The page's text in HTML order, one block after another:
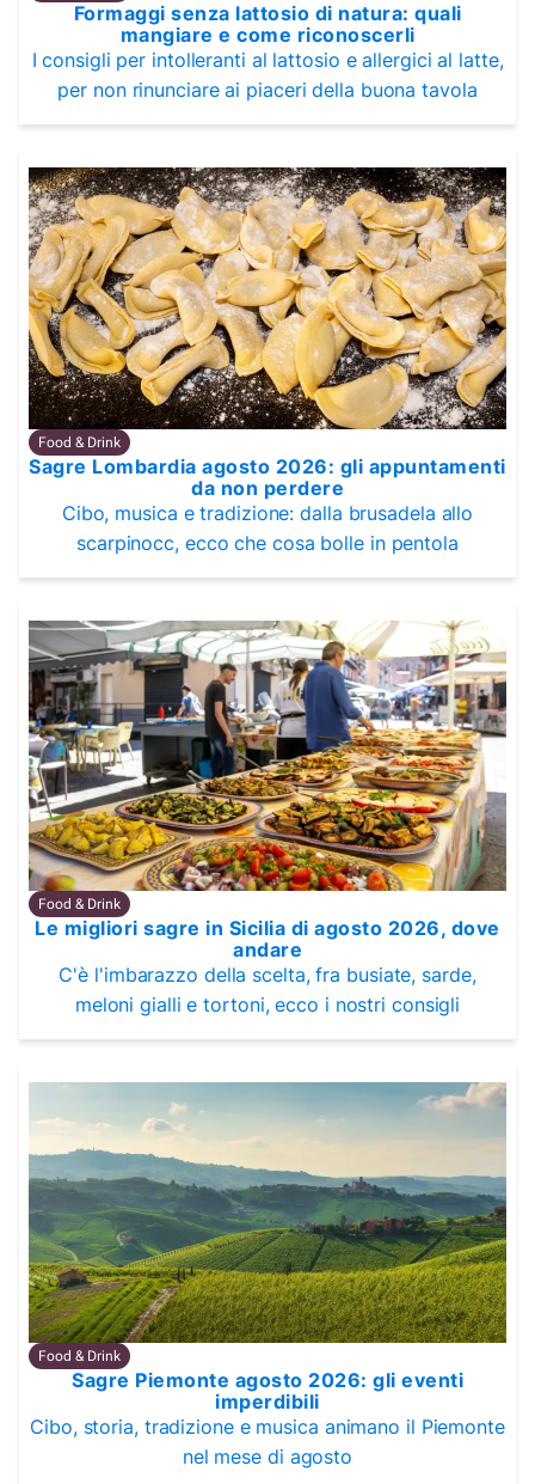
Formaggi senza lattosio di natura: quali
mangiare e come riconoscerli
I consigli per intolleranti al lattosio e allergici al latte,
per non rinunciare ai piaceri della buona tavola
Food & Drink
Sagre Lombardia agosto 2026: gli appuntamenti
da non perdere
Cibo, musica e tradizione: dalla brusadela allo
scarpinocc, ecco che cosa bolle in pentola
Food & Drink
Le migliori sagre in Sicilia di agosto 2026, dove
andare
C'è l'imbarazzo della scelta, fra busiate, sarde,
meloni gialli e tortoni, ecco i nostri consigli
Food & Drink
Sagre Piemonte agosto 2026: gli eventi
imperdibili
Cibo, storia, tradizione e musica animano il Piemonte
nel mese di agosto